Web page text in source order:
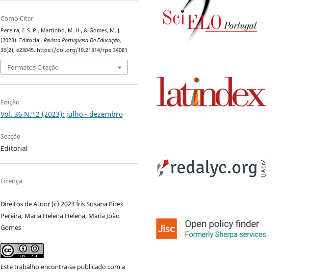
Como Citar
Pereira, I. S. P., Martinho, M. H., & Gomes, M. J.
(2023). Editorial.Revista Portuguesa De Educação,
36(2), e23045. https://doi.org/10.21814/rpe.34081
Formatos Citação
Edição
Vol. 36 N.º 2 (2023): julho - dezembro
Secção
Editorial
Licença
Direitos de Autor (c) 2023 Íris Susana Pires
Pereira; Maria Helena Helena, Maria João
Gomes
Este trabalho encontra-se publicado com a